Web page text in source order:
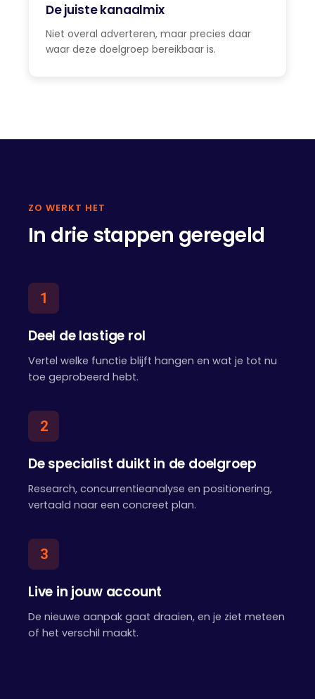
De juiste kanaalmix
Niet overal adverteren, maar precies daar
waar deze doelgroep bereikbaar is.
ZO WERKT HET
In drie stappen geregeld
1
Deel de lastige rol
Vertel welke functie blijft hangen en wat je tot nu
toe geprobeerd hebt.
2
De specialist duikt in de doelgroep
Research, concurrentieanalyse en positionering,
vertaald naar een concreet plan.
3
Live in jouw account
De nieuwe aanpak gaat draaien, en je ziet meteen
of het verschil maakt.